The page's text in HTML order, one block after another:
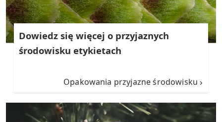
Dowiedz się więcej o przyjaznych
środowisku etykietach
Opakowania przyjazne środowisku